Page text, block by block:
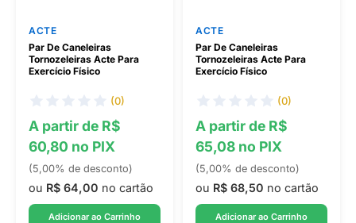
ACTE
Par De Caneleiras
Tornozeleiras Acte Para
Exercício Físico
(0)
A partir de R$
60,80 no PIX
(5,00% de desconto)
ou R$ 64,00 no cartão
Adicionar ao Carrinho
ACTE
Par De Caneleiras
Tornozeleiras Acte Para
Exercício Físico
(0)
A partir de R$
65,08 no PIX
(5,00% de desconto)
ou R$ 68,50 no cartão
Adicionar ao Carrinho